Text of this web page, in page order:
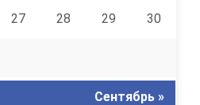
27 28 29 30
Сентябрь »